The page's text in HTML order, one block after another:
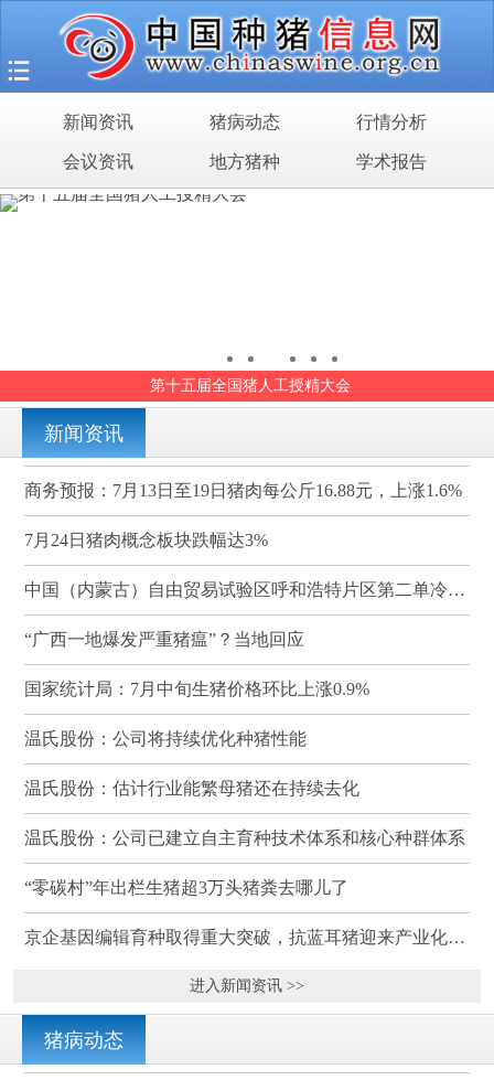
新闻资讯 猪病动态 行情分析
会议资讯 地方猪种 学术报告
第十五届全国猪人工授精大会
新闻资讯
商务预报：7月13日至19日猪肉每公斤16.88元，上涨1.6%
7月24日猪肉概念板块跌幅达3%
中国（内蒙古）自由贸易试验区呼和浩特片区第二单冷冻猪肉发往蒙古国
“广西一地爆发严重猪瘟”？当地回应
国家统计局：7月中旬生猪价格环比上涨0.9%
温氏股份：公司将持续优化种猪性能
温氏股份：估计行业能繁母猪还在持续去化
温氏股份：公司已建立自主育种技术体系和核心种群体系
“零碳村”年出栏生猪超3万头猪粪去哪儿了
京企基因编辑育种取得重大突破，抗蓝耳猪迎来产业化临界点
进入新闻资讯 >>
猪病动态
首页
猪场之旅
新闻资讯
猪病动态